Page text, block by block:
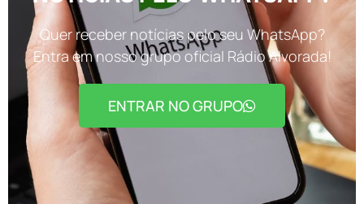
Quer receber notícias pelo seu WhatsApp?
Entra em nosso grupo oficial Rádio Alvorada!
ENTRAR NO GRUPO